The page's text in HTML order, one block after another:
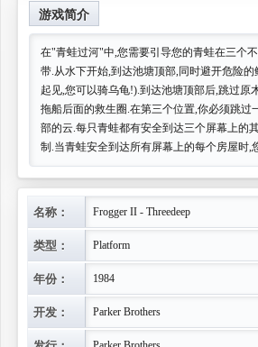
游戏简介
在"青蛙过河"中,您需要引导您的青蛙在三个
带.从水下开始,到达池塘顶部,同时避开危险
起见,您可以骑乌龟!).到达池塘顶部后,跳过原
拖船后面的救生圈.在第三个位置,你必须跳过
部的云.每只青蛙都有安全到达三个屏幕上的
制.当青蛙安全到达所有屏幕上的每个房屋时,
名称： Frogger II - Threedeep
类型： Platform
年份： 1984
开发： Parker Brothers